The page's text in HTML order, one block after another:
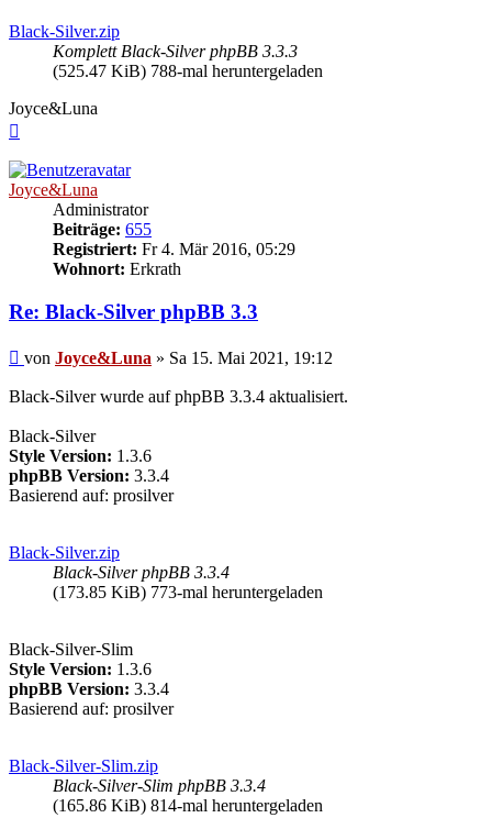
Black-Silver.zip
Komplett Black-Silver phpBB 3.3.3
(525.47 KiB) 788-mal heruntergeladen
Joyce&Luna
Joyce&Luna
Administrator
Beiträge: 655
Registriert: Fr 4. Mär 2016, 05:29
Wohnort: Erkrath
Re: Black-Silver phpBB 3.3
Beitrag
von Joyce&Luna » Sa 15. Mai 2021, 19:12
Black-Silver wurde auf phpBB 3.3.4 aktualisiert.
Black-Silver
Style Version: 1.3.6
phpBB Version: 3.3.4
Basierend auf: prosilver
Black-Silver.zip
Black-Silver phpBB 3.3.4
(173.85 KiB) 773-mal heruntergeladen
Black-Silver-Slim
Style Version: 1.3.6
phpBB Version: 3.3.4
Basierend auf: prosilver
Black-Silver-Slim.zip
Black-Silver-Slim phpBB 3.3.4
(165.86 KiB) 814-mal heruntergeladen